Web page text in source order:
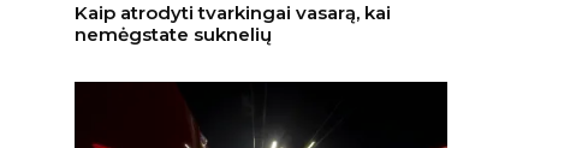
Kaip atrodyti tvarkingai vasarą, kai
nemėgstate suknelių